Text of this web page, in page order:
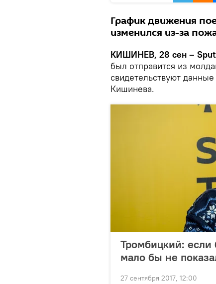
График движения
изменился из-за
КИШИНЕВ, 28 сен –
был отправится из
свидетельствуют
Кишинева.
Тромбицкий:
мало бы не
27 сентября 2017, 12:00